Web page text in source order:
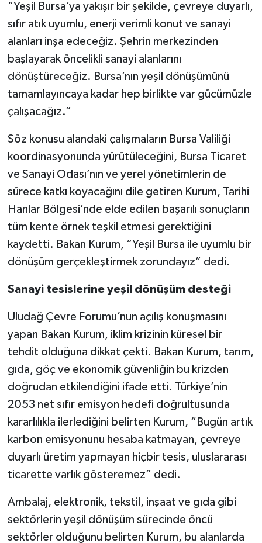
“Yeşil Bursa’ya yakışır bir şekilde, çevreye duyarlı,
sıfır atık uyumlu, enerji verimli konut ve sanayi
alanları inşa edeceğiz. Şehrin merkezinden
başlayarak öncelikli sanayi alanlarını
dönüştüreceğiz. Bursa’nın yeşil dönüşümünü
tamamlayıncaya kadar hep birlikte var gücümüzle
çalışacağız.”
Söz konusu alandaki çalışmaların Bursa Valiliği
koordinasyonunda yürütüleceğini, Bursa Ticaret
ve Sanayi Odası’nın ve yerel yönetimlerin de
sürece katkı koyacağını dile getiren Kurum, Tarihi
Hanlar Bölgesi’nde elde edilen başarılı sonuçların
tüm kente örnek teşkil etmesi gerektiğini
kaydetti. Bakan Kurum, “Yeşil Bursa ile uyumlu bir
dönüşüm gerçekleştirmek zorundayız” dedi.
Sanayi tesislerine yeşil dönüşüm desteği
Uludağ Çevre Forumu’nun açılış konuşmasını
yapan Bakan Kurum, iklim krizinin küresel bir
tehdit olduğuna dikkat çekti. Bakan Kurum, tarım,
gıda, göç ve ekonomik güvenliğin bu krizden
doğrudan etkilendiğini ifade etti. Türkiye’nin
2053 net sıfır emisyon hedefi doğrultusunda
kararlılıkla ilerlediğini belirten Kurum, “Bugün artık
karbon emisyonunu hesaba katmayan, çevreye
duyarlı üretim yapmayan hiçbir tesis, uluslararası
ticarette varlık gösteremez” dedi.
Ambalaj, elektronik, tekstil, inşaat ve gıda gibi
sektörlerin yeşil dönüşüm sürecinde öncü
sektörler olduğunu belirten Kurum, bu alanlarda